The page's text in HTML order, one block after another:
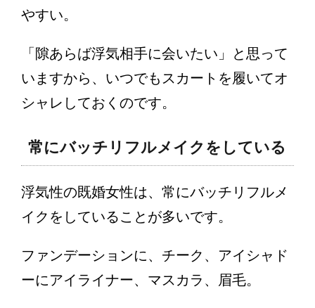
やすい。
「隙あらば浮気相手に会いたい」と思って
いますから、いつでもスカートを履いてオ
シャレしておくのです。
常にバッチリフルメイクをしている
浮気性の既婚女性は、常にバッチリフルメ
イクをしていることが多いです。
ファンデーションに、チーク、アイシャド
ーにアイライナー、マスカラ、眉毛。